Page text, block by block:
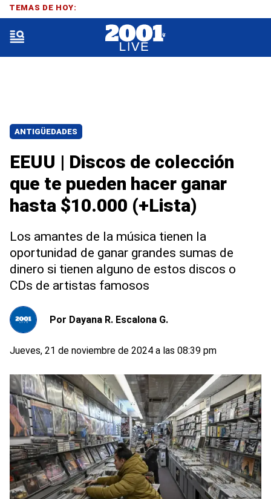
ANTIGÜEDADES
EEUU | Discos de colección
que te pueden hacer ganar
hasta $10.000 (+Lista)
Los amantes de la música tienen la
oportunidad de ganar grandes sumas de
dinero si tienen alguno de estos discos o
CDs de artistas famosos
Por Dayana R. Escalona G.
Jueves, 21 de noviembre de 2024 a las 08:39 pm
TEMAS DE HOY: